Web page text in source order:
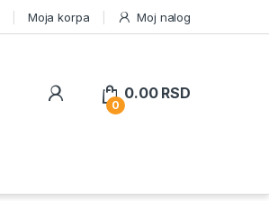
Moja korpa Moj nalog
0
0.00 RSD